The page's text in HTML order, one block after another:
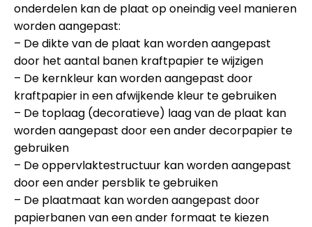
onderdelen kan de plaat op oneindig veel manieren
worden aangepast:
– De dikte van de plaat kan worden aangepast
door het aantal banen kraftpapier te wijzigen
– De kernkleur kan worden aangepast door
kraftpapier in een afwijkende kleur te gebruiken
– De toplaag (decoratieve) laag van de plaat kan
worden aangepast door een ander decorpapier te
gebruiken
– De oppervlaktestructuur kan worden aangepast
door een ander persblik te gebruiken
– De plaatmaat kan worden aangepast door
papierbanen van een ander formaat te kiezen